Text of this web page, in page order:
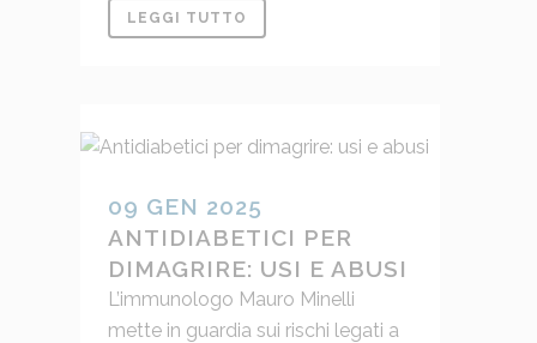
LEGGI TUTTO
09 GEN 2025
ANTIDIABETICI PER
DIMAGRIRE: USI E ABUSI
L’immunologo Mauro Minelli
mette in guardia sui rischi legati a